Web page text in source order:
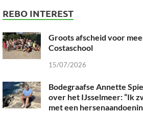
REBO INTEREST
Groots afscheid voor
Costaschool
15/07/2026
Bodegraafse Annette
over het IJsselmeer: “Ik
met een